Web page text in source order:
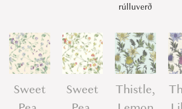
rúlluverð
Sweet
Sweet
Thistle,